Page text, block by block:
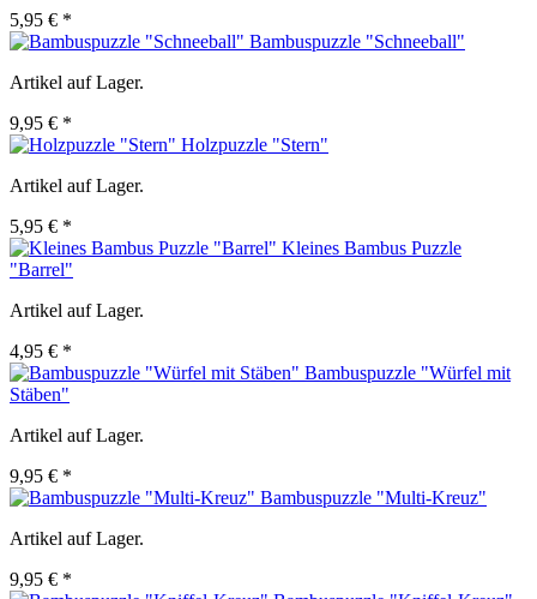
5,95 € *
Bambuspuzzle "Schneeball"
Artikel auf Lager.
9,95 € *
Holzpuzzle "Stern"
Artikel auf Lager.
5,95 € *
Kleines Bambus Puzzle
"Barrel"
Artikel auf Lager.
4,95 € *
Bambuspuzzle "Würfel mit
Stäben"
Artikel auf Lager.
9,95 € *
Bambuspuzzle "Multi-Kreuz"
Artikel auf Lager.
9,95 € *